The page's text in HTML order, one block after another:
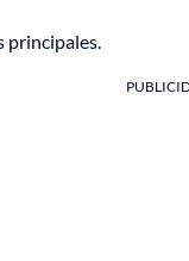
principales.